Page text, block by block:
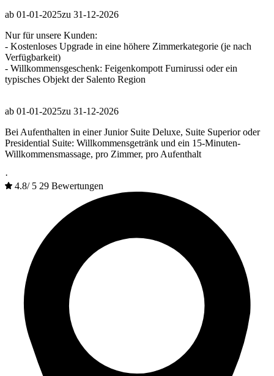
ab 01-01-2025zu 31-12-2026
Nur für unsere Kunden:
- Kostenloses Upgrade in eine höhere Zimmerkategorie (je nach
Verfügbarkeit)
- Willkommensgeschenk: Feigenkompott Furnirussi oder ein
typisches Objekt der Salento Region
ab 01-01-2025zu 31-12-2026
Bei Aufenthalten in einer Junior Suite Deluxe, Suite Superior oder
Presidential Suite: Willkommensgetränk und ein 15-Minuten-
Willkommensmassage, pro Zimmer, pro Aufenthalt
·
4.8/ 5 29 Bewertungen